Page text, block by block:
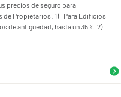
precios de seguro para
de Propietarios: 1) Para Edificios
de antigüedad, hasta un 35%. 2)